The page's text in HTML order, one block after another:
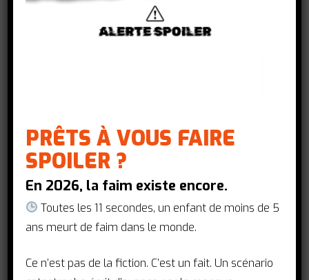
R&D UE, VIH/Sida, paludisme et tuberculose
Même dans un monde fragmenté,
fondateur et directeur général, Forum
de Paris sur la Paix
10 décembre 2025
PRÊTS À VOUS FAIRE
SPOILER ?
En 2026, la faim existe encore.
Toutes les 11 secondes, un enfant de moins de 5
ans meurt de faim dans le monde.
Ce n’est pas de la fiction. C’est un fait. Un scénario